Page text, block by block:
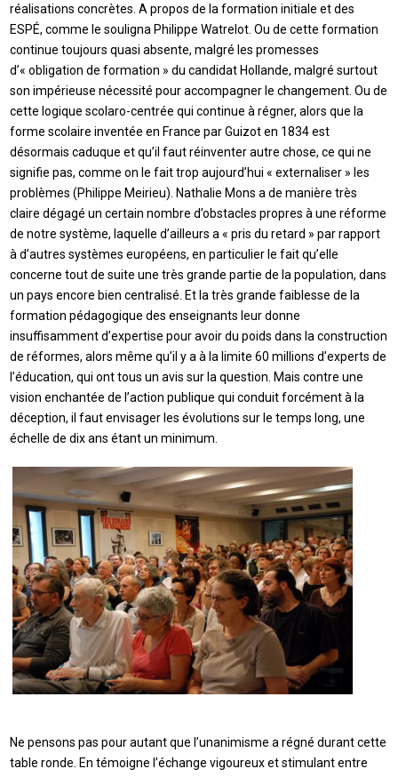
réalisations concrètes. A propos de la formation initiale et des
ESPÉ, comme le souligna Philippe Watrelot. Ou de cette formation
continue toujours quasi absente, malgré les promesses
d’« obligation de formation » du candidat Hollande, malgré surtout
son impérieuse nécessité pour accompagner le changement. Ou de
cette logique scolaro-centrée qui continue à régner, alors que la
forme scolaire inventée en France par Guizot en 1834 est
désormais caduque et qu’il faut réinventer autre chose, ce qui ne
signifie pas, comme on le fait trop aujourd’hui « externaliser » les
problèmes (Philippe Meirieu). Nathalie Mons a de manière très
claire dégagé un certain nombre d’obstacles propres à une réforme
de notre système, laquelle d’ailleurs a « pris du retard » par rapport
à d’autres systèmes européens, en particulier le fait qu’elle
concerne tout de suite une très grande partie de la population, dans
un pays encore bien centralisé. Et la très grande faiblesse de la
formation pédagogique des enseignants leur donne
insuffisamment d’expertise pour avoir du poids dans la construction
de réformes, alors même qu’il y a à la limite 60 millions d’experts de
l’éducation, qui ont tous un avis sur la question. Mais contre une
vision enchantée de l’action publique qui conduit forcément à la
déception, il faut envisager les évolutions sur le temps long, une
échelle de dix ans étant un minimum.
Ne pensons pas pour autant que l’unanimisme a régné durant cette
table ronde. En témoigne l’échange vigoureux et stimulant entre